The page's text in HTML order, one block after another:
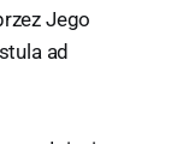
Jego
ad